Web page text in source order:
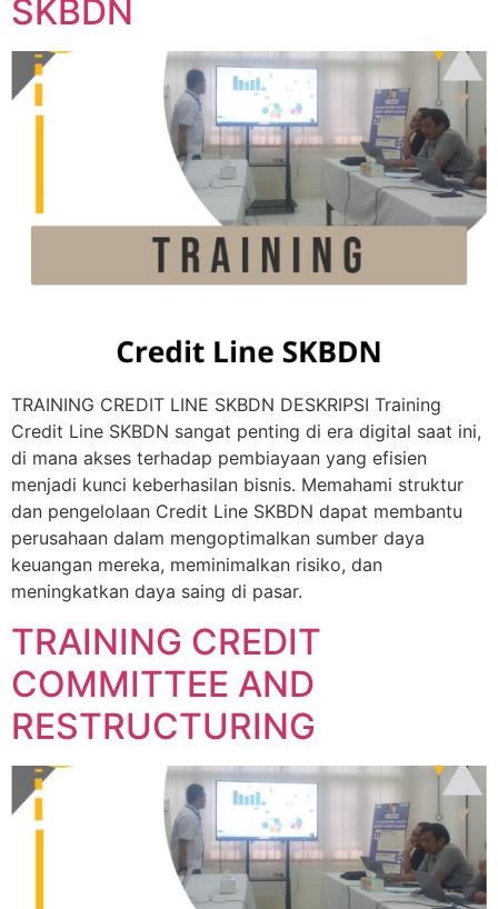
SKBDN
TRAINING CREDIT LINE SKBDN DESKRIPSI Training
Credit Line SKBDN sangat penting di era digital saat ini,
di mana akses terhadap pembiayaan yang efisien
menjadi kunci keberhasilan bisnis. Memahami struktur
dan pengelolaan Credit Line SKBDN dapat membantu
perusahaan dalam mengoptimalkan sumber daya
keuangan mereka, meminimalkan risiko, dan
meningkatkan daya saing di pasar.
TRAINING CREDIT
COMMITTEE AND
RESTRUCTURING